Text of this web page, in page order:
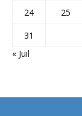
24
25
31
« Juil